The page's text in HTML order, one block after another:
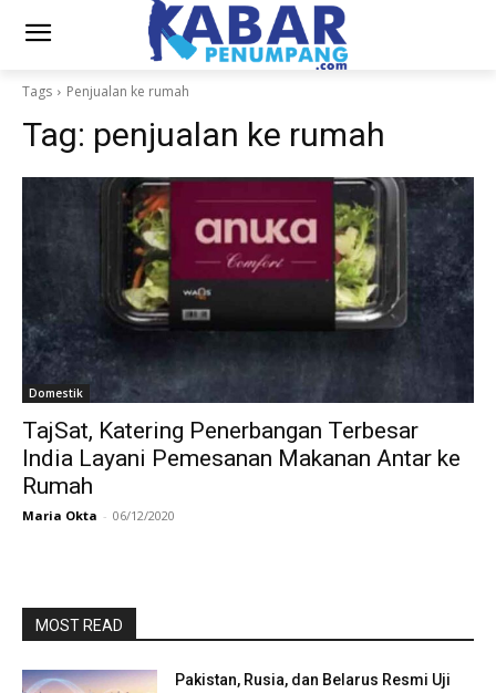
Tags Penjualan ke rumah
Tag: penjualan ke rumah
Domestik
TajSat, Katering Penerbangan Terbesar
India Layani Pemesanan Makanan Antar ke
Rumah
Maria Okta - 06/12/2020
MOST READ
Pakistan, Rusia, dan Belarus Resmi Uji